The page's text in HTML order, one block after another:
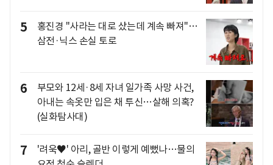
5
홍진경 "사라는 대로 샀는데 계속 빠져"…
삼전·닉스 손실 토로
6
부모와 12세·8세 자녀 일가족 사망 사건,
아내는 속옷만 입은 채 투신…살해 의혹?
(실화탐사대)
7
'려욱♥' 아리, 골반 이렇게 예뻤나…물의